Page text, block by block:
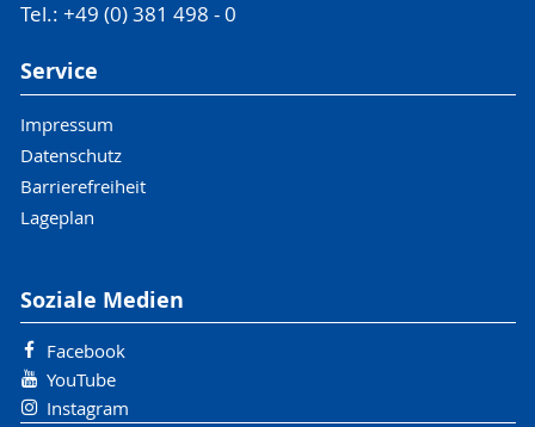
Tel.: +49 (0) 381 498 - 0
Service
Impressum
Datenschutz
Barrierefreiheit
Lageplan
Soziale Medien
Facebook
YouTube
Instagram